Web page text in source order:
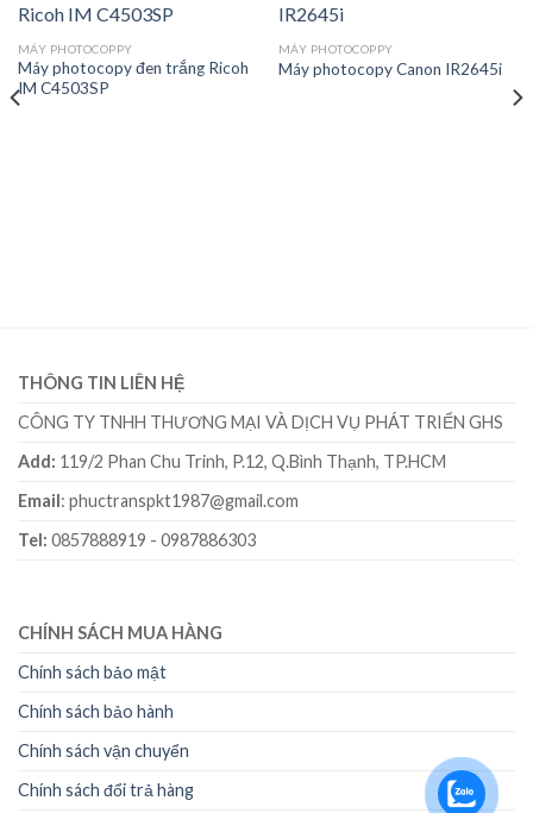
MÁY PHOTOCOPPY
Máy photocopy đen trắng Ricoh
IM C4503SP
MÁY PHOTOCOPPY
Máy photocopy Canon IR2645i
THÔNG TIN LIÊN HỆ
CÔNG TY TNHH THƯƠNG MẠI VÀ DỊCH VỤ PHÁT TRIỂN GHS
Add: 119/2 Phan Chu Trinh, P.12, Q.Bình Thạnh, TP.HCM
Email: phuctranspkt1987@gmail.com
Tel: 0857888919 - 0987886303
CHÍNH SÁCH MUA HÀNG
Chính sách bảo mật
Chính sách bảo hành
Chính sách vận chuyển
Chính sách đổi trả hàng